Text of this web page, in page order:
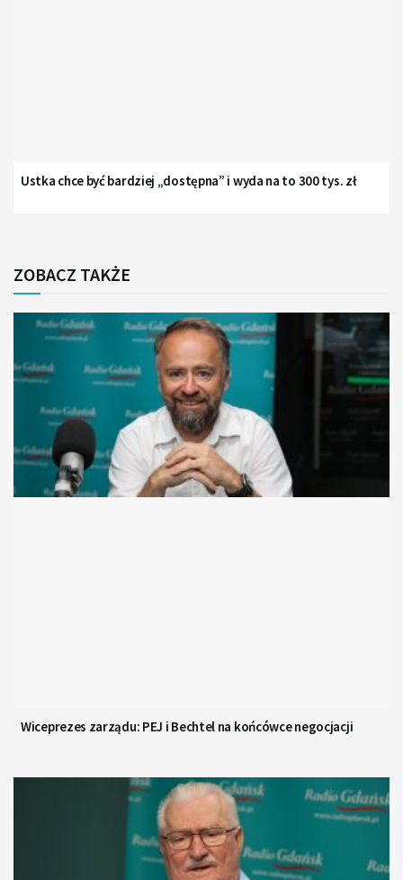
Ustka chce być bardziej „dostępna” i wyda na to 300 tys. zł
ZOBACZ TAKŻE
Wiceprezes zarządu: PEJ i Bechtel na końcówce negocjacji